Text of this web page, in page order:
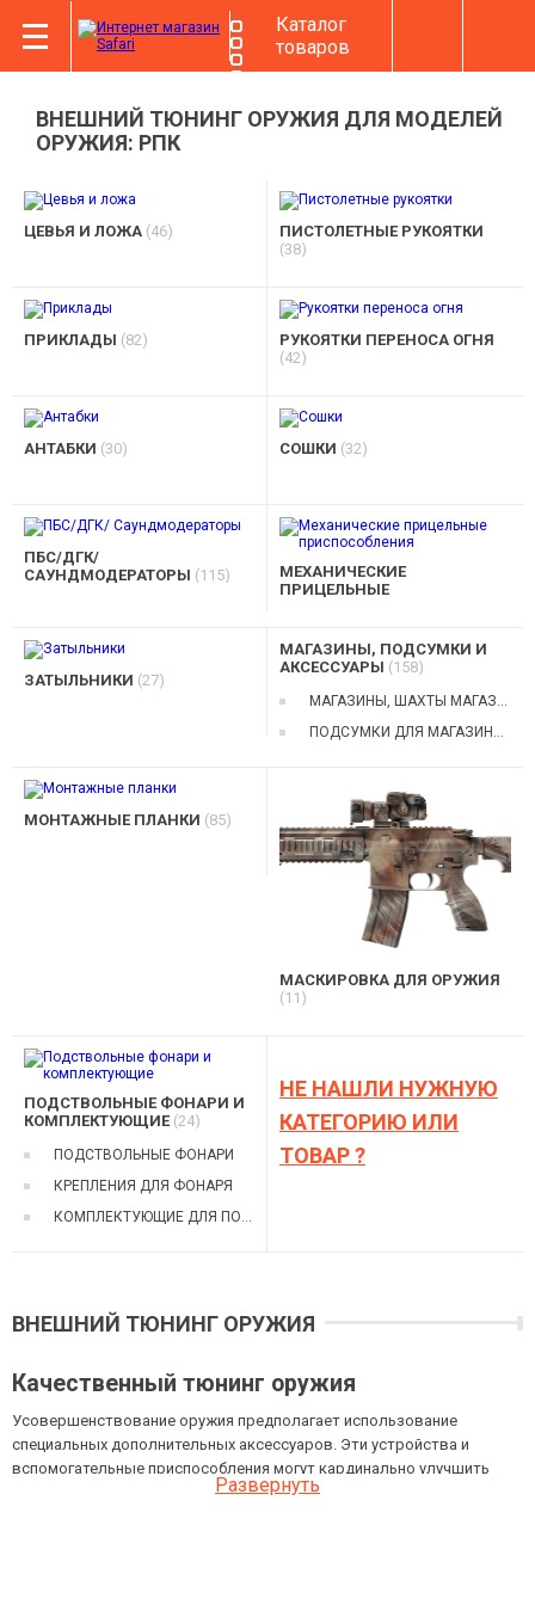
Каталог
товаров
ВНЕШНИЙ ТЮНИНГ ОРУЖИЯ ДЛЯ МОДЕЛЕЙ
ОРУЖИЯ: РПК
ЦЕВЬЯ И ЛОЖА (46)
ПИСТОЛЕТНЫЕ РУКОЯТКИ
(38)
ПРИКЛАДЫ (82)
РУКОЯТКИ ПЕРЕНОСА ОГНЯ
(42)
АНТАБКИ (30) СОШКИ (32)
ПБС/ДГК/
САУНДМОДЕРАТОРЫ (115)
МЕХАНИЧЕСКИЕ
ПРИЦЕЛЬНЫЕ
ЗАТЫЛЬНИКИ (27)
МАГАЗИНЫ, ПОДСУМКИ И
АКСЕССУАРЫ (158)
МАГАЗИНЫ, ШАХТЫ МАГАЗИНОВ
ПОДСУМКИ ДЛЯ МАГАЗИНОВ
МОНТАЖНЫЕ ПЛАНКИ (85)
МАСКИРОВКА ДЛЯ ОРУЖИЯ
(11)
ПОДСТВОЛЬНЫЕ ФОНАРИ И
КОМПЛЕКТУЮЩИЕ (24)
ПОДСТВОЛЬНЫЕ ФОНАРИ
КРЕПЛЕНИЯ ДЛЯ ФОНАРЯ
КОМПЛЕКТУЮЩИЕ ДЛЯ ПОДСТВОЛЬНЫХ ФОНАРЕЙ
НЕ НАШЛИ НУЖНУЮ
КАТЕГОРИЮ ИЛИ
ТОВАР ?
ВНЕШНИЙ ТЮНИНГ ОРУЖИЯ
Качественный тюнинг оружия
Усовершенствование оружия предполагает использование
специальных дополнительных аксессуаров. Эти устройства и
вспомогательные приспособления могут кардинально улучшить
характеристики как самого простого охотничьего ружья, так
Развернуть